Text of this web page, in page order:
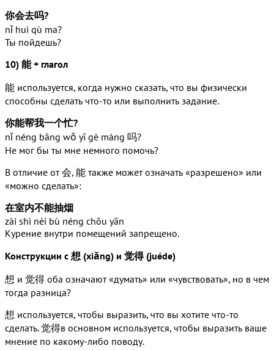
你会去吗?
nǐ huì qù ma?
Ты пойдешь?
10) 能 + глагол
能 используется, когда нужно сказать, что вы физически
способны сделать что-то или выполнить задание.
你能帮我一个忙?
nǐ néng bāng wǒ yī gè máng 吗?
Не мог бы ты мне немного помочь?
В отличие от 会, 能 также может означать «разрешено» или
«можно сделать»:
在室内不能抽烟
zài shì nèi bù néng chōu yān
Курение внутри помещений запрещено.
Конструкции с 想 (xiǎng) и 觉得 (juéde)
想 и 觉得 оба означают «думать» или «чувствовать», но в чем
тогда разница?
想 используется, чтобы выразить, что вы хотите что-то
сделать. 觉得в основном используется, чтобы выразить ваше
мнение по какому-либо поводу.